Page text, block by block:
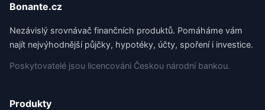
Bonante.cz
Nezávislý srovnávač finančních produktů. Pomáháme vám
najít nejvýhodnější půjčky, hypotéky, účty, spoření i investice.
Poskytovatelé jsou licencováni Českou národní bankou.
Produkty